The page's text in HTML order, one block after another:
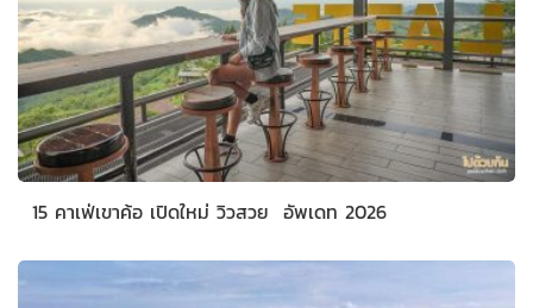
15 คาเฟ่เขาค้อ เปิดใหม่ วิวสวย อัพเดท 2026